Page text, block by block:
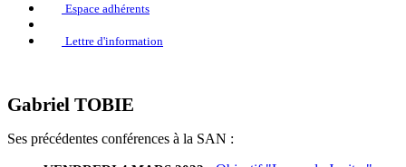
Espace adhérents
Lettre d'information
Gabriel TOBIE
Ses précédentes conférences à la SAN :